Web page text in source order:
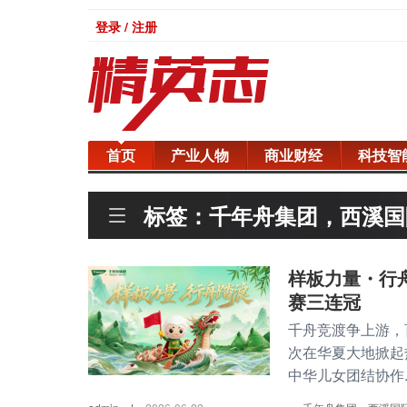
登录 / 注册
首页 产业人物 商业财经 科技智
标签：千年舟集团，西溪
冠军精神，健康家居，杭
样板力量・行
赛三连冠
千舟竞渡争上游
次在华夏大地掀
中华儿女团结协作